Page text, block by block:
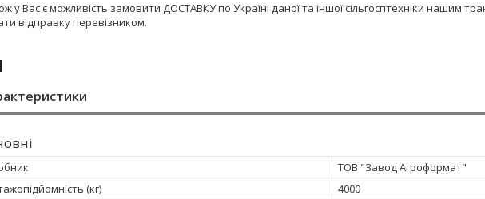
у Вас є можливість замовити ДОСТАВКУ по Україні даної та іншої сільгосптехніки нашим
відправку перевізником.
ТОВ "Завод Агроформат"
(кг)
4000